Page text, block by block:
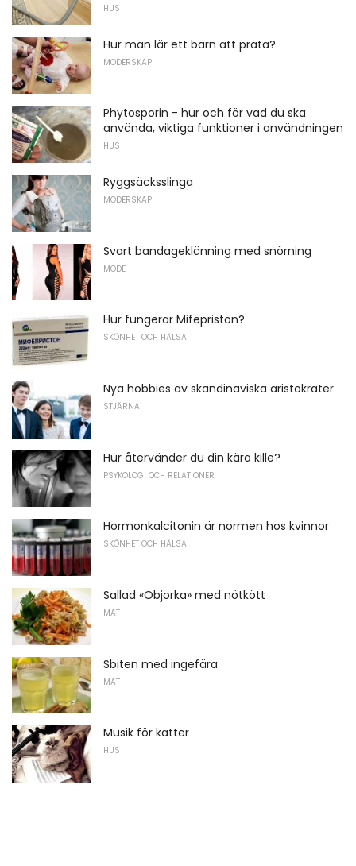
HUS
Hur man lär ett barn att prata?
MODERSKAP
Phytosporin - hur och för vad du ska
använda, viktiga funktioner i användningen
HUS
Ryggsäcksslinga
MODERSKAP
Svart bandageklänning med snörning
MODE
Hur fungerar Mifepriston?
SKÖNHET OCH HÄLSA
Nya hobbies av skandinaviska aristokrater
STJÄRNA
Hur återvänder du din kära kille?
PSYKOLOGI OCH RELATIONER
Hormonkalcitonin är normen hos kvinnor
SKÖNHET OCH HÄLSA
Sallad «Objorka» med nötkött
MAT
Sbiten med ingefära
MAT
Musik för katter
HUS